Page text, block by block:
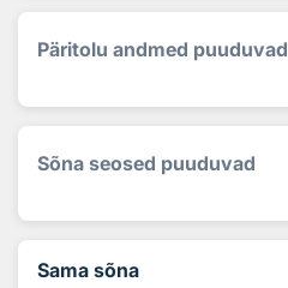
Päritolu andmed puuduvad
Sõna seosed puuduvad
Sama sõna